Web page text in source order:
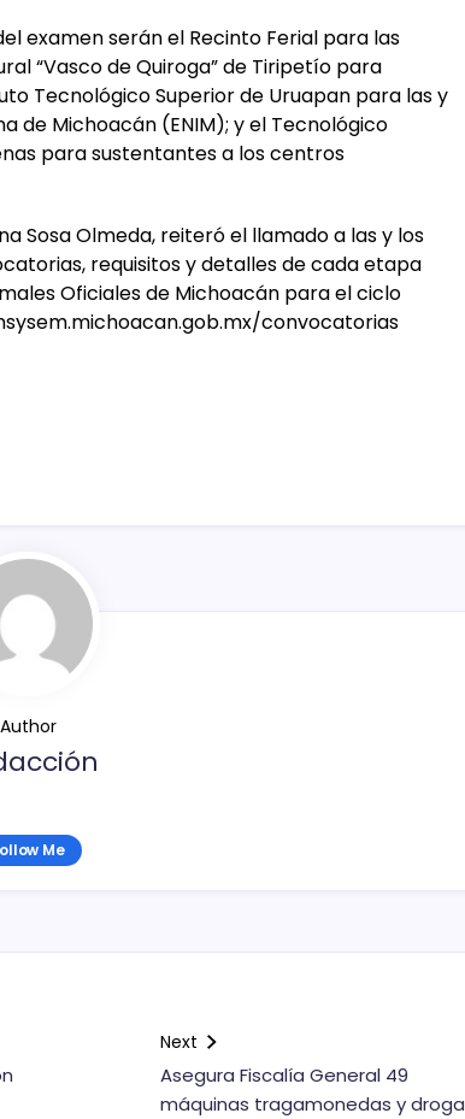
examen serán el Recinto Ferial para las
“Vasco de Quiroga” de Tiripetío para
Tecnológico Superior de Uruapan para las y
de Michoacán (ENIM); y el Tecnológico
para sustentantes a los centros
Sosa Olmeda, reiteró el llamado a las y los
requisitos y detalles de cada etapa
Oficiales de Michoacán para el ciclo
convocatorias
Author
Me
Next
Asegura Fiscalía General 49
máquinas tragamonedas y droga